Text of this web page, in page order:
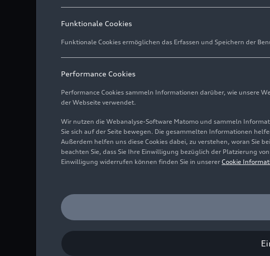
Bild-Nr: A231031 · Copyright: AUDI AG
Rechte: Verwendung für
Funktionale Cookies
Funktionale Cookies ermöglichen das Erfassen und Speichern der
Performance Cookies
Performance Cookies sammeln Informationen darüber, wie unsere
der Webseite verwendet.
Wir nutzen die Webanalyse-Software Matomo und sammeln
Sie sich auf der Seite bewegen. Die gesammelten Informationen
Außerdem helfen uns diese Cookies dabei, zu verstehen, woran Sie
beachten Sie, dass Sie Ihre Einwilligung bezüglich der Platzierung
Einwilligung widerrufen können finden Sie in unserer Cookie